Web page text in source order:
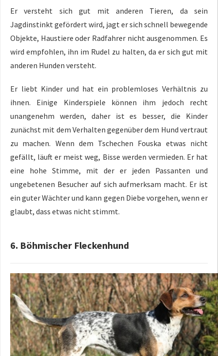
Er versteht sich gut mit anderen Tieren, da sein
Jagdinstinkt gefördert wird, jagt er sich schnell bewegende
Objekte, Haustiere oder Radfahrer nicht ausgenommen. Es
wird empfohlen, ihn im Rudel zu halten, da er sich gut mit
anderen Hunden versteht.
Er liebt Kinder und hat ein problemloses Verhältnis zu
ihnen. Einige Kinderspiele können ihm jedoch recht
unangenehm werden, daher ist es besser, die Kinder
zunächst mit dem Verhalten gegenüber dem Hund vertraut
zu machen. Wenn dem Tschechen Fouska etwas nicht
gefällt, läuft er meist weg, Bisse werden vermieden. Er hat
eine hohe Stimme, mit der er jeden Passanten und
ungebetenen Besucher auf sich aufmerksam macht. Er ist
ein guter Wächter und kann gegen Diebe vorgehen, wenn er
glaubt, dass etwas nicht stimmt.
6. Böhmischer Fleckenhund